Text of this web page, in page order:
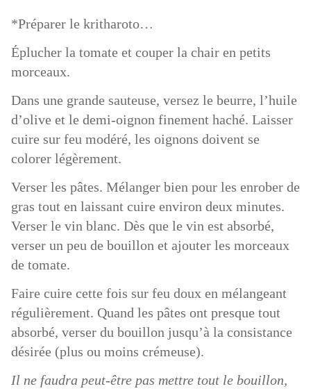
*Préparer le kritharoto…
Éplucher la tomate et couper la chair en petits
morceaux.
Dans une grande sauteuse, versez le beurre, l’huile
d’olive et le demi-oignon finement haché. Laisser
cuire sur feu modéré, les oignons doivent se
colorer légèrement.
Verser les pâtes. Mélanger bien pour les enrober de
gras tout en laissant cuire environ deux minutes.
Verser le vin blanc. Dès que le vin est absorbé,
verser un peu de bouillon et ajouter les morceaux
de tomate.
Faire cuire cette fois sur feu doux en mélangeant
régulièrement. Quand les pâtes ont presque tout
absorbé, verser du bouillon jusqu’à la consistance
désirée (plus ou moins crémeuse).
Il ne faudra peut-être pas mettre tout le bouillon,